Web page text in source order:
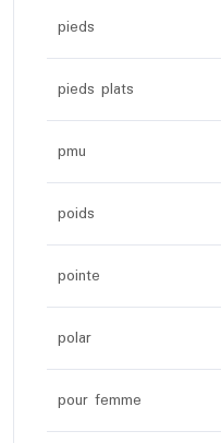
pieds
pieds plats
pmu
poids
pointe
polar
pour femme